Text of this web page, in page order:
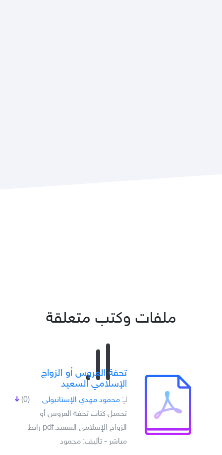
ملفات وكتب متعلقة
تحفة العروس أو الزواج
الإسلامي السعيد
(0) لـِ: محمود مهدي الإستانبولى
تحميل كتاب تحفة العروس أو
الزواج الإسلامي السعيد.pdf رابط
مباشر - تأليف: محمود